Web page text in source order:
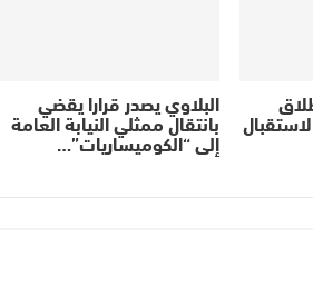
“مرحبا 2026” لاستقبال
البلاوي يصدر قرارا يقضي
بانتقال ممثلي النيابة العامة
إلى “الكوميساريات”…